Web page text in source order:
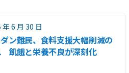
年 6 月 30 日
ン難民、食料支援大幅削減の
飢餓と栄養不良が深刻化